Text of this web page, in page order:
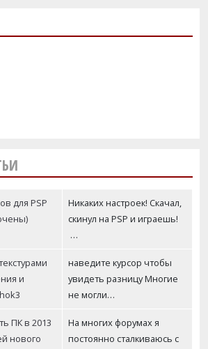
для PSP
Никаких настроек! Скачал,
скинул на PSP и играешь!
…
и
наведите курсор чтобы
увидеть разницу Многие
не могли…
ПК в 2013
нового
На многих форумах я
постоянно сталкиваюсь с